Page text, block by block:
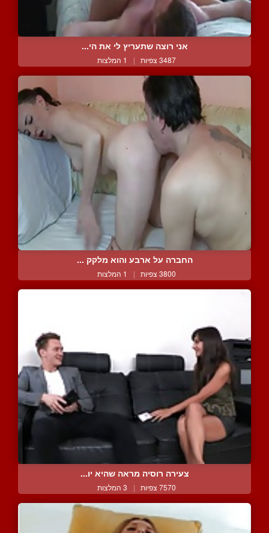
אני רוצה שתעריץ לי את הי...
3487 צפיות | 1 המלצות
החברה על ארבע והוא מלקק ...
3800 צפיות | 1 המלצות
צעירה רוסיה מראה שהיא יו...
7570 צפיות | 3 המלצות